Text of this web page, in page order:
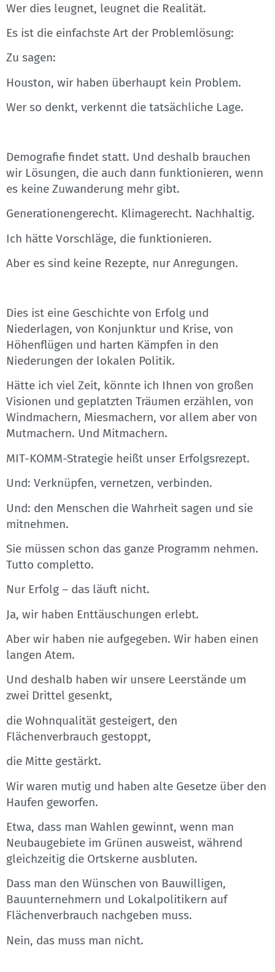
Wer dies leugnet, leugnet die Realität.
Es ist die einfachste Art der Problemlösung:
Zu sagen:
Houston, wir haben überhaupt kein Problem.
Wer so denkt, verkennt die tatsächliche Lage.
Demografie findet statt. Und deshalb brauchen
wir Lösungen, die auch dann funktionieren, wenn
es keine Zuwanderung mehr gibt.
Generationengerecht. Klimagerecht. Nachhaltig.
Ich hätte Vorschläge, die funktionieren.
Aber es sind keine Rezepte, nur Anregungen.
Dies ist eine Geschichte von Erfolg und
Niederlagen, von Konjunktur und Krise, von
Höhenflügen und harten Kämpfen in den
Niederungen der lokalen Politik.
Hätte ich viel Zeit, könnte ich Ihnen von großen
Visionen und geplatzten Träumen erzählen, von
Windmachern, Miesmachern, vor allem aber von
Mutmachern. Und Mitmachern.
MIT-KOMM-Strategie heißt unser Erfolgsrezept.
Und: Verknüpfen, vernetzen, verbinden.
Und: den Menschen die Wahrheit sagen und sie
mitnehmen.
Sie müssen schon das ganze Programm nehmen.
Tutto completto.
Nur Erfolg – das läuft nicht.
Ja, wir haben Enttäuschungen erlebt.
Aber wir haben nie aufgegeben. Wir haben einen
langen Atem.
Und deshalb haben wir unsere Leerstände um
zwei Drittel gesenkt,
die Wohnqualität gesteigert, den
Flächenverbrauch gestoppt,
die Mitte gestärkt.
Wir waren mutig und haben alte Gesetze über den
Haufen geworfen.
Etwa, dass man Wahlen gewinnt, wenn man
Neubaugebiete im Grünen ausweist, während
gleichzeitig die Ortskerne ausbluten.
Dass man den Wünschen von Bauwilligen,
Bauunternehmern und Lokalpolitikern auf
Flächenverbrauch nachgeben muss.
Nein, das muss man nicht.